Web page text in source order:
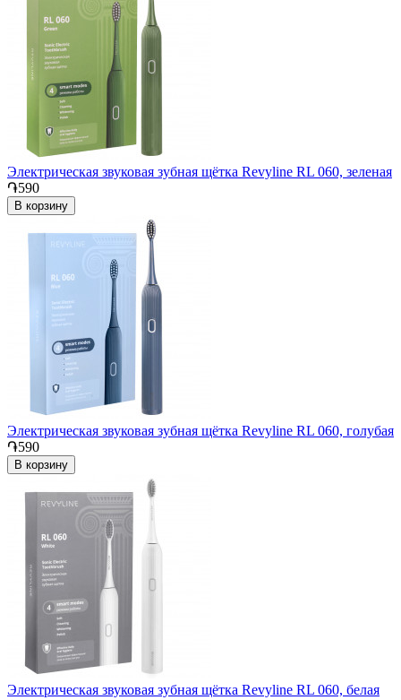
Электрическая звуковая зубная щётка Revyline RL 060, зеленая
֏590
В корзину
Электрическая звуковая зубная щётка Revyline RL 060, голубая
֏590
В корзину
Электрическая звуковая зубная щётка Revyline RL 060, белая